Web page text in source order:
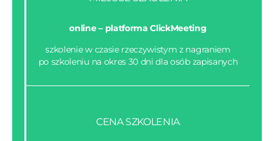
online – platforma ClickMeeting
szkolenie w czasie rzeczywistym z nagraniem
po szkoleniu na okres 30 dni dla osób zapisanych
CENA SZKOLENIA